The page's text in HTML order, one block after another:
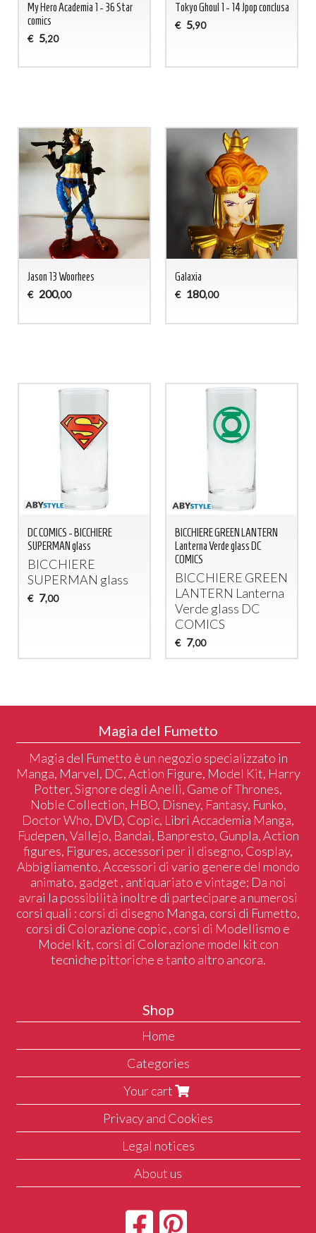
My Hero Academia 1 - 36 Star
comics
€ 5,20
Tokyo Ghoul 1 - 14 Jpop conclusa
€ 5,90
Jason 13 Woorhees
€ 200,00
Galaxia
€ 180,00
DC COMICS - BICCHIERE
SUPERMAN glass
BICCHIERE
SUPERMAN glass
€ 7,00
BICCHIERE GREEN LANTERN
Lanterna Verde glass DC
COMICS
BICCHIERE GREEN
LANTERN Lanterna
Verde glass DC
COMICS
€ 7,00
Magia del Fumetto
Magia del Fumetto è un negozio specializzato in
Manga, Marvel, DC, Action Figure, Model Kit, Harry
Potter, Signore degli Anelli, Game of Thrones,
Noble Collection, HBO, Disney, Fantasy, Funko,
Doctor Who, DVD, Copic, Libri Accademia Manga,
Fudepen, Vallejo, Bandai, Banpresto, Gunpla, Action
figures, Figures, accessori per il disegno, Cosplay,
Abbigliamento, Accessori di vario genere del mondo
animato, gadget , antiquariato e vintage; Da noi
avrai la possibilità inoltre di partecipare a numerosi
corsi quali : corsi di disegno Manga, corsi di Fumetto,
corsi di Colorazione copic , corsi di Modellismo e
Model kit, corsi di Colorazione model kit con
tecniche pittoriche e tanto altro ancora.
Shop
Home
Categories
Your cart
Privacy and Cookies
Legal notices
About us